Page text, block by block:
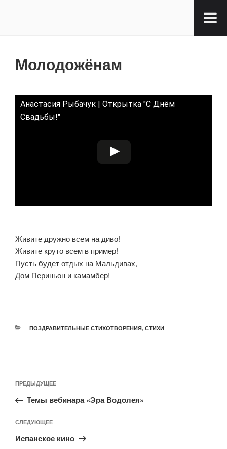
Молодожёнам
Анастасия Рыбачук | Открытка "С Днём
Свадьбы!"
Живите дружно всем на диво!
Живите круто всем в пример!
Пусть будет отдых на Мальдивах,
Дом Периньон и камамбер!
ПОЗДРАВИТЕЛЬНЫЕ СТИХОТВОРЕНИЯ, СТИХИ
ПРЕДЫДУЩЕЕ
Темы вебинара «Эра Водолея»
СЛЕДУЮЩЕЕ
Испанское кино